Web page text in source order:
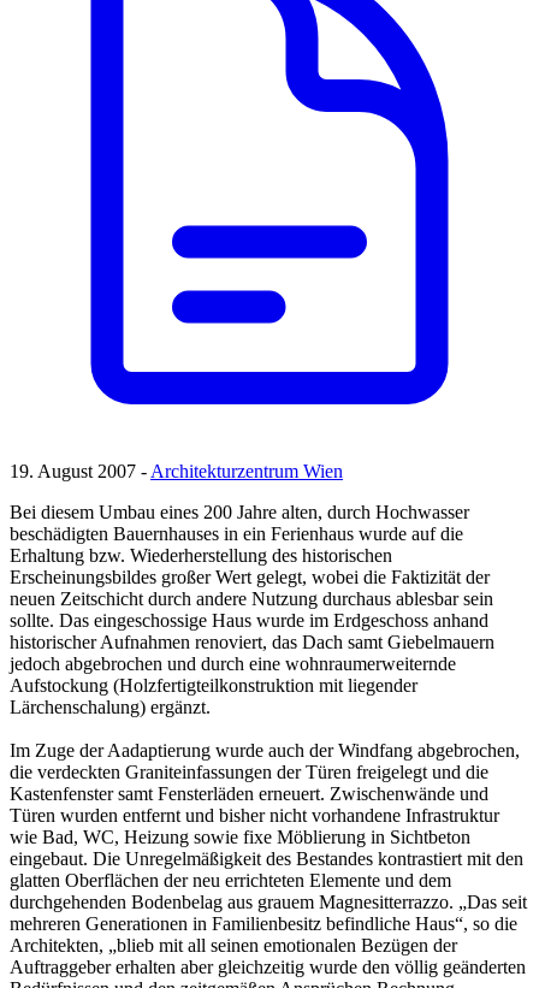
19. August 2007 -Architekturzentrum Wien
Bei diesem Umbau eines 200 Jahre alten, durch Hochwasser
beschädigten Bauernhauses in ein Ferienhaus wurde auf die
Erhaltung bzw. Wiederherstellung des historischen
Erscheinungsbildes großer Wert gelegt, wobei die Faktizität der
neuen Zeitschicht durch andere Nutzung durchaus ablesbar sein
sollte. Das eingeschossige Haus wurde im Erdgeschoss anhand
historischer Aufnahmen renoviert, das Dach samt Giebelmauern
jedoch abgebrochen und durch eine wohnraumerweiternde
Aufstockung (Holzfertigteilkonstruktion mit liegender
Lärchenschalung) ergänzt.
Im Zuge der Aadaptierung wurde auch der Windfang abgebrochen,
die verdeckten Graniteinfassungen der Türen freigelegt und die
Kastenfenster samt Fensterläden erneuert. Zwischenwände und
Türen wurden entfernt und bisher nicht vorhandene Infrastruktur
wie Bad, WC, Heizung sowie fixe Möblierung in Sichtbeton
eingebaut. Die Unregelmäßigkeit des Bestandes kontrastiert mit den
glatten Oberflächen der neu errichteten Elemente und dem
durchgehenden Bodenbelag aus grauem Magnesitterrazzo. „Das seit
mehreren Generationen in Familienbesitz befindliche Haus“, so die
Architekten, „blieb mit all seinen emotionalen Bezügen der
Auftraggeber erhalten aber gleichzeitig wurde den völlig geänderten